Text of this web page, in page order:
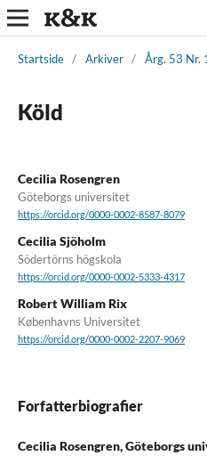
Startside / Arkiver / Årg. 53 Nr.
Köld
Cecilia Rosengren
Göteborgs universitet
https://orcid.org/0000-0002-8587-8079
Cecilia Sjöholm
Södertörns högskola
https://orcid.org/0000-0002-5333-4317
Robert William Rix
Københavns Universitet
https://orcid.org/0000-0002-2207-9069
Forfatterbiografier
Cecilia Rosengren,Göteborgs